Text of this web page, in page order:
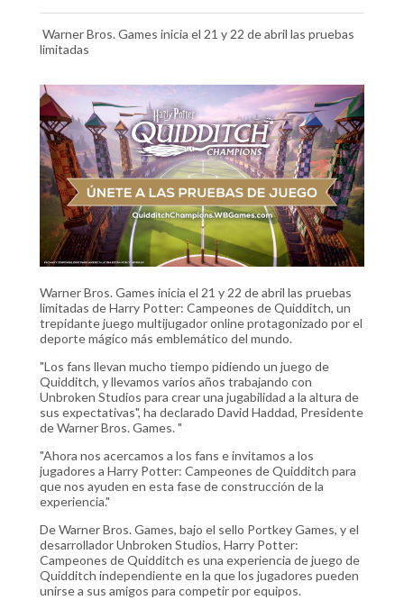
Warner Bros. Games inicia el 21 y 22 de abril las pruebas
limitadas
Warner Bros. Games inicia el 21 y 22 de abril las pruebas
limitadas de Harry Potter: Campeones de Quidditch, un
trepidante juego multijugador online protagonizado por el
deporte mágico más emblemático del mundo.
"Los fans llevan mucho tiempo pidiendo un juego de
Quidditch, y llevamos varios años trabajando con
Unbroken Studios para crear una jugabilidad a la altura de
sus expectativas", ha declarado David Haddad, Presidente
de Warner Bros. Games. "
"Ahora nos acercamos a los fans e invitamos a los
jugadores a Harry Potter: Campeones de Quidditch para
que nos ayuden en esta fase de construcción de la
experiencia."
De Warner Bros. Games, bajo el sello Portkey Games, y el
desarrollador Unbroken Studios, Harry Potter:
Campeones de Quidditch es una experiencia de juego de
Quidditch independiente en la que los jugadores pueden
unirse a sus amigos para competir por equipos.